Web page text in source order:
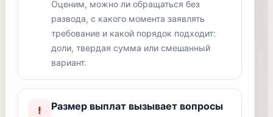
Оценим, можно ли обращаться без
развода, с какого момента заявлять
требование и какой порядок подходит:
доли, твердая сумма или смешанный
вариант.
! Размер выплат вызывает вопросы